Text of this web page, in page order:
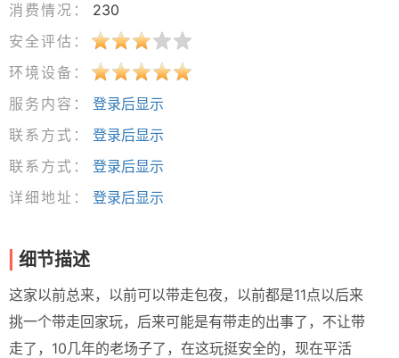
消费情况：
230
安全评估：
环境设备：
服务内容：
登录后显示
联系方式：
登录后显示
联系方式：
登录后显示
详细地址：
登录后显示
细节描述
这家以前总来，以前可以带走包夜，以前都是11点以后来
挑一个带走回家玩，后来可能是有带走的出事了，不让带
走了，10几年的老场子了，在这玩挺安全的，现在平活